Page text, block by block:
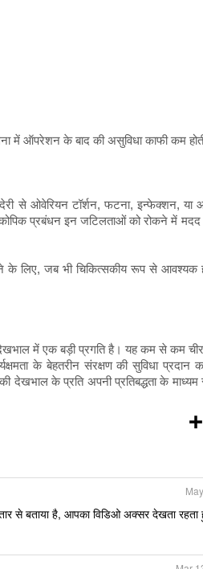
में ऑपरेशन के बाद की असुविधा काफी कम
देरी से ओवेरियन टॉर्शन, फटना, इन्फेक्शन,
प्रबंधन इन जटिलताओं को रोकने में
के लिए, जब भी चिकित्सकीय रूप से
में एक बड़ी प्रगति है। यह कम से कम चीर-
के बेहतरीन संरक्षण की सुविधा प्रदान
देखभाल के प्रति अपनी प्रतिबद्धता के माध्यम
से बताया है, आपका विडिओ अक्सर देखता